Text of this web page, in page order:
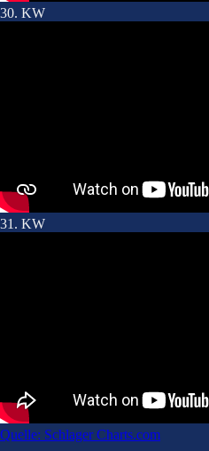
30. KW
31. KW
Quelle: Schlager Charts.com